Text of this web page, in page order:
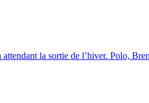
la sortie de l’hiver. Polo,